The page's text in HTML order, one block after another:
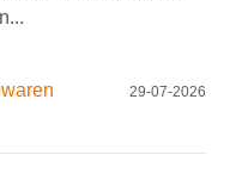
29-07-2026